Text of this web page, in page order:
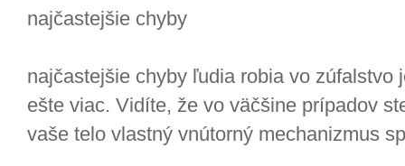
najčastejšie chyby
najčastejšie chyby ľudia robia vo
ešte viac. Vidíte, že vo väčšine prípadov
vaše telo vlastný vnútorný mechanizmus